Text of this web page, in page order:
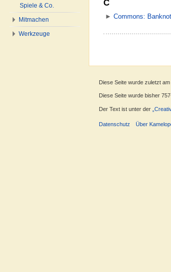
C
► Commons:
Spiele & Co.
Mitmachen
Werkzeuge
Diese Seite wurde zuletzt
Diese Seite wurde bisher
Der Text ist unter der
Datenschutz Über